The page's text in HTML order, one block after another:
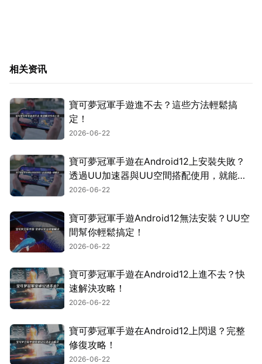
相关资讯
寶可夢冠軍手遊進不去？這些方法輕鬆搞
定！
2026-06-22
寶可夢冠軍手遊在Android12上安裝失敗？
透過UU加速器與UU空間搭配使用，就能輕
鬆搞定！
2026-06-22
寶可夢冠軍手遊Android12無法安裝？UU空
間幫你輕鬆搞定！
2026-06-22
寶可夢冠軍手遊在Android12上進不去？快
速解決攻略！
2026-06-22
寶可夢冠軍手遊在Android12上閃退？完整
修復攻略！
2026-06-22